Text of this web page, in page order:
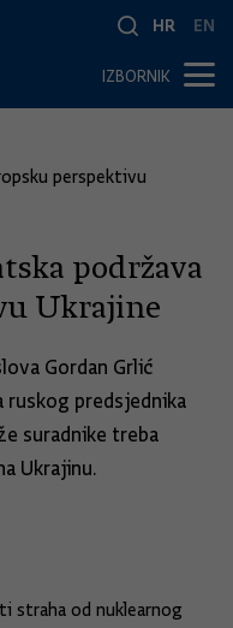
HR EN
IZBORNIK
perspektivu
podržava
Ukrajine
Gordan Grlić
ruskog predsjednika
suradnike treba
Ukrajinu.
straha od nuklearnog